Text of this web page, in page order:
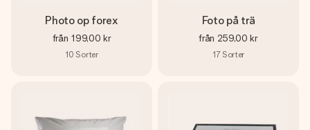
Photo op forex
från 199,00 kr
10 Sorter
Foto på trä
från 259,00 kr
17 Sorter